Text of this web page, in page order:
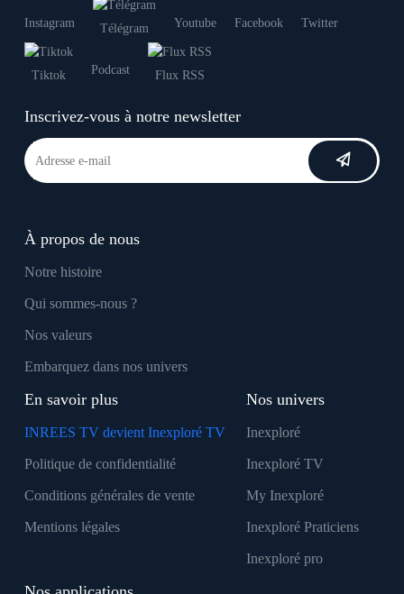
Instagram Télégram Youtube Facebook Twitter
Tiktok Podcast Flux RSS
Inscrivez-vous à notre newsletter
À propos de nous
Notre histoire
Qui sommes-nous ?
Nos valeurs
Embarquez dans nos univers
En savoir plus
INREES TV devient Inexploré TV
Politique de confidentialité
Conditions générales de vente
Mentions légales
Nos univers
Inexploré
Inexploré TV
My Inexploré
Inexploré Praticiens
Inexploré pro